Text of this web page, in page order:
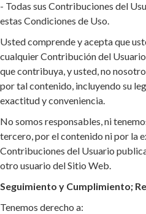
- Todas sus Contribuciones del
estas Condiciones de Uso.
Usted comprende y acepta que
cualquier Contribución del
que contribuya, y usted, no
por tal contenido, incluyendo su
exactitud y conveniencia.
No somos responsables, ni
tercero, por el contenido ni por la
Contribuciones del Usuario
otro usuario del Sitio Web.
Seguimiento y Cumplimiento;
Tenemos derecho a: